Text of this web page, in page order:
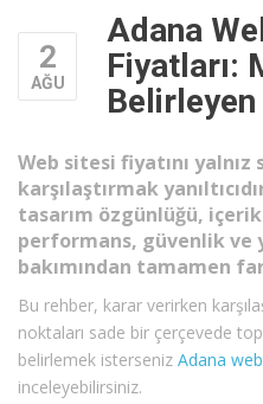
2
AĞU
Adana
Fiyatları:
Web sitesi fiyatını yalnız
karşılaştırmak
tasarım özgünlüğü,
performans, güvenlik ve
bakımından tamamen
Bu rehber, karar verirken
noktaları sade bir çerçevede
belirlemek isterseniz Adana
inceleyebilirsiniz.